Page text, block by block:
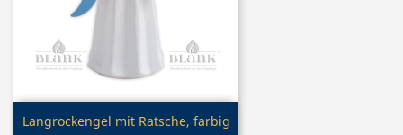
Vorschau
Langrockengel mit Ratsche, farbig